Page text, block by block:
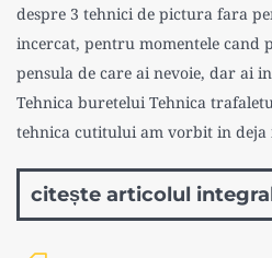
despre 3 tehnici de pictura fara
incercat, pentru momentele cand
pensula de care ai nevoie, dar ai
Tehnica buretelui Tehnica
tehnica cutitului am vorbit in deja
citește articolul